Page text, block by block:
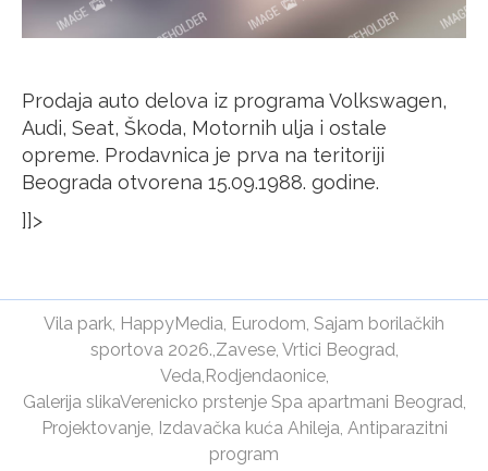
Prodaja auto delova iz programa Volkswagen,
Audi, Seat, Škoda, Motornih ulja i ostale
opreme. Prodavnica je prva na teritoriji
Beograda otvorena 15.09.1988. godine.
]]>
Vila park HappyMedia Eurodom Sajam borilačkih
sportova 2026. Zavese, Vrtici Beograd
Veda Rodjendaonice,
Galerija slikaVerenicko prstenje Spa apartmani Beograd
Projektovanje, Izdavačka kuća Ahileja Antiparazitni
program